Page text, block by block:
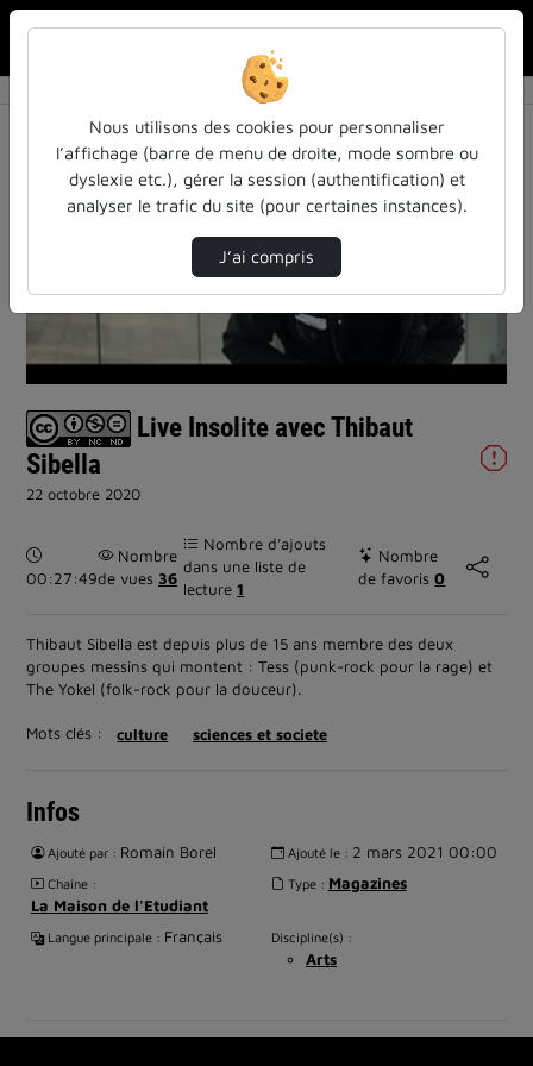
Live Insolite avec Thibaut Sibella
Lire
la
vidéo
Live Insolite avec Thibaut
Sibella
22 octobre 2020
Durée :
00:27:49
Nombre
de vues 36
Nombre d’ajouts
dans une liste de
lecture1
Nombre
de favoris0
Thibaut Sibella est depuis plus de 15 ans membre des deux
groupes messins qui montent : Tess (punk-rock pour la rage) et
The Yokel (folk-rock pour la douceur).
Mots clés : culture sciences et societe
Infos
Ajouté par : Romain Borel Ajouté le : 2 mars 2021 00:00
Chaîne :
La Maison de l'Etudiant
Type : Magazines
Langue principale : Français Discipline(s) :
Arts
Nous utilisons des cookies pour personnaliser
l’affichage (barre de menu de droite, mode sombre ou
dyslexie etc.), gérer la session (authentification) et
analyser le trafic du site (pour certaines instances).
J’ai compris